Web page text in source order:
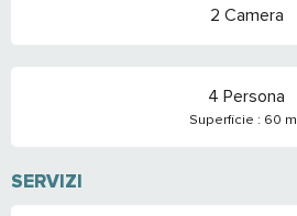
2 Camera
4 Persona
Superficie : 60 m
SERVIZI